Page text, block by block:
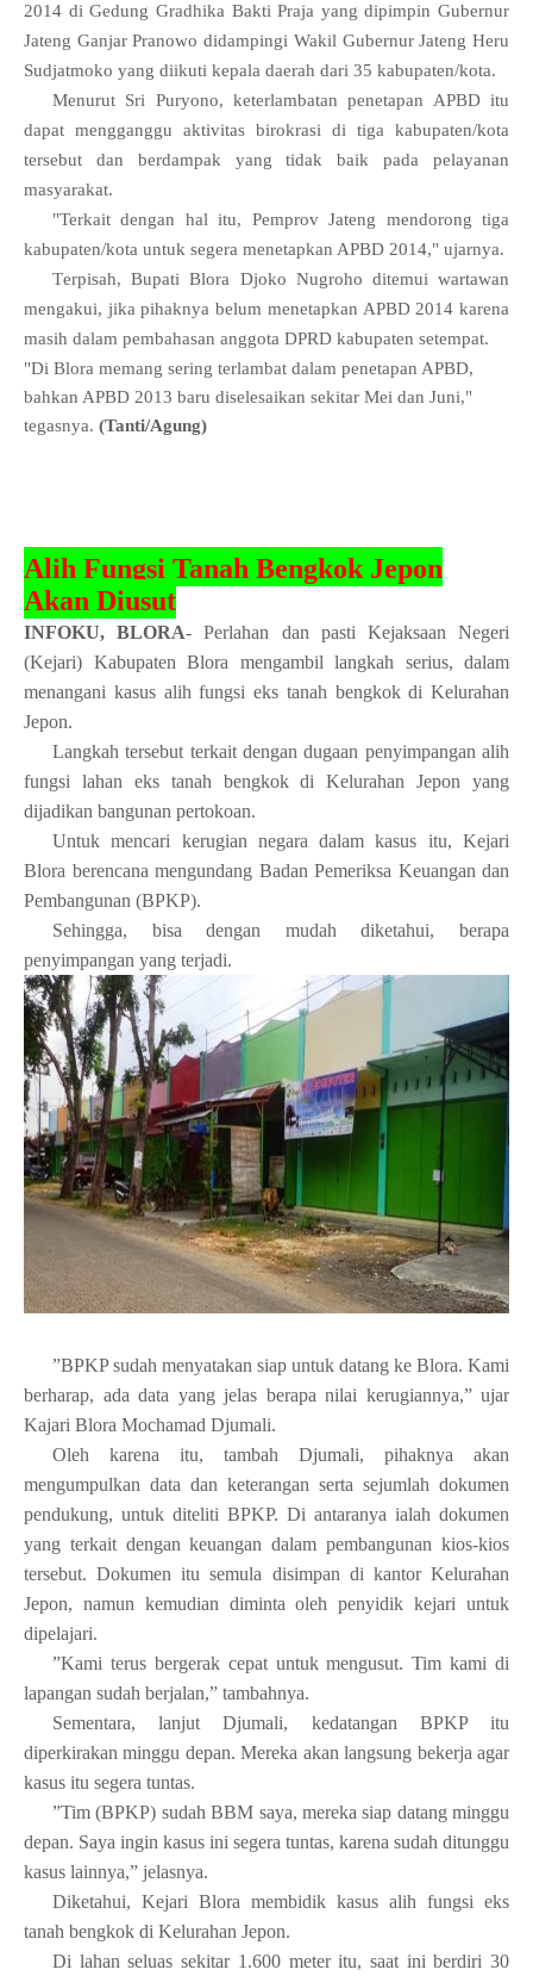
2014 di Gedung Gradhika Bakti Praja yang dipimpin Gubernur
Jateng Ganjar Pranowo didampingi Wakil Gubernur Jateng Heru
Sudjatmoko yang diikuti kepala daerah dari 35 kabupaten/kota.
Menurut Sri Puryono, keterlambatan penetapan APBD itu
dapat mengganggu aktivitas birokrasi di tiga kabupaten/kota
tersebut dan berdampak yang tidak baik pada pelayanan
masyarakat.
"Terkait dengan hal itu, Pemprov Jateng mendorong tiga
kabupaten/kota untuk segera menetapkan APBD 2014," ujarnya.
Terpisah, Bupati Blora Djoko Nugroho ditemui wartawan
mengakui, jika pihaknya belum menetapkan APBD 2014 karena
masih dalam pembahasan anggota DPRD kabupaten setempat.
"Di Blora memang sering terlambat dalam penetapan APBD,
bahkan APBD 2013 baru diselesaikan sekitar Mei dan Juni,"
tegasnya. (Tanti/Agung)
Alih Fungsi Tanah Bengkok Jepon
Akan Diusut
INFOKU,BLORA- Perlahan dan pasti Kejaksaan Negeri
(Kejari) Kabupaten Blora mengambil langkah serius, dalam
menangani kasus alih fungsi eks tanah bengkok di Kelurahan
Jepon.
Langkah tersebut terkait dengan dugaan penyimpangan alih
fungsi lahan eks tanah bengkok di Kelurahan Jepon yang
dijadikan bangunan pertokoan.
Untuk mencari kerugian negara dalam kasus itu, Kejari
Blora berencana mengundang Badan Pemeriksa Keuangan dan
Pembangunan (BPKP).
Sehingga, bisa dengan mudah diketahui, berapa
penyimpangan yang terjadi.
”BPKP sudah menyatakan siap untuk datang ke Blora. Kami
berharap, ada data yang jelas berapa nilai kerugiannya,” ujar
Kajari Blora Mochamad Djumali.
Oleh karena itu, tambah Djumali, pihaknya akan
mengumpulkan data dan keterangan serta sejumlah dokumen
pendukung, untuk diteliti BPKP. Di antaranya ialah dokumen
yang terkait dengan keuangan dalam pembangunan kios-kios
tersebut. Dokumen itu semula disimpan di kantor Kelurahan
Jepon, namun kemudian diminta oleh penyidik kejari untuk
dipelajari.
”Kami terus bergerak cepat untuk mengusut. Tim kami di
lapangan sudah berjalan,” tambahnya.
Sementara, lanjut Djumali, kedatangan BPKP itu
diperkirakan minggu depan. Mereka akan langsung bekerja agar
kasus itu segera tuntas.
”Tim (BPKP) sudah BBM saya, mereka siap datang minggu
depan. Saya ingin kasus ini segera tuntas, karena sudah ditunggu
kasus lainnya,” jelasnya.
Diketahui, Kejari Blora membidik kasus alih fungsi eks
tanah bengkok di Kelurahan Jepon.
Di lahan seluas sekitar 1.600 meter itu, saat ini berdiri 30